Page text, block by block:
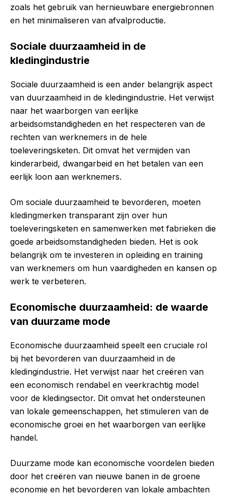
zoals het gebruik van hernieuwbare energiebronnen
en het minimaliseren van afvalproductie.
Sociale duurzaamheid in de
kledingindustrie
Sociale duurzaamheid is een ander belangrijk aspect
van duurzaamheid in de kledingindustrie. Het verwijst
naar het waarborgen van eerlijke
arbeidsomstandigheden en het respecteren van de
rechten van werknemers in de hele
toeleveringsketen. Dit omvat het vermijden van
kinderarbeid, dwangarbeid en het betalen van een
eerlijk loon aan werknemers.
Om sociale duurzaamheid te bevorderen, moeten
kledingmerken transparant zijn over hun
toeleveringsketen en samenwerken met fabrieken die
goede arbeidsomstandigheden bieden. Het is ook
belangrijk om te investeren in opleiding en training
van werknemers om hun vaardigheden en kansen op
werk te verbeteren.
Economische duurzaamheid: de waarde
van duurzame mode
Economische duurzaamheid speelt een cruciale rol
bij het bevorderen van duurzaamheid in de
kledingindustrie. Het verwijst naar het creëren van
een economisch rendabel en veerkrachtig model
voor de kledingsector. Dit omvat het ondersteunen
van lokale gemeenschappen, het stimuleren van de
economische groei en het waarborgen van eerlijke
handel.
Duurzame mode kan economische voordelen bieden
door het creëren van nieuwe banen in de groene
economie en het bevorderen van lokale ambachten